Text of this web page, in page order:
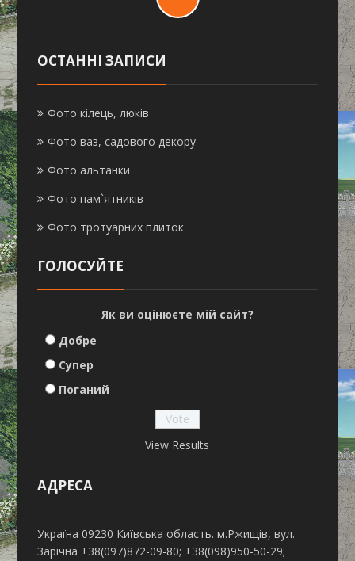
ОСТАННІ ЗАПИСИ
Фото кілець, люків
Фото ваз, садового декору
Фото альтанки
Фото пам`ятників
Фото тротуарних плиток
ГОЛОСУЙТЕ
Як ви оцінюєте мій сайт?
Добре
Супер
Поганий
View Results
АДРЕСА
Україна 09230 Київська область. м.Ржищів, вул.
Зарічна +38(097)872-09-80; +38(098)950-50-29;